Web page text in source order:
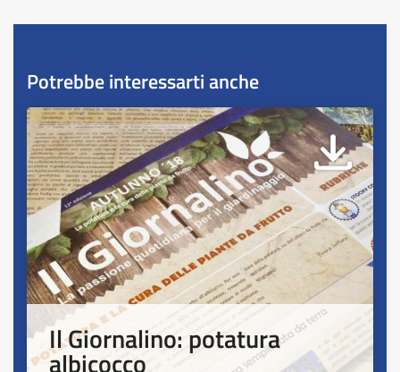
Potrebbe interessarti anche
Il Giornalino: potatura
albicocco